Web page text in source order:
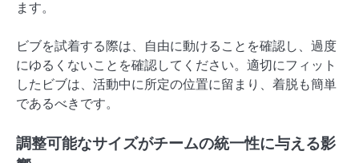
ます。
ビブを試着する際は、自由に動けることを確認し、過度
にゆるくないことを確認してください。適切にフィット
したビブは、活動中に所定の位置に留まり、着脱も簡単
であるべきです。
調整可能なサイズがチームの統一性に与える影